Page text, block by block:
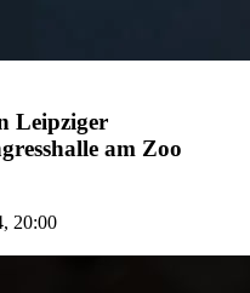
Leipziger
am Zoo
20:00